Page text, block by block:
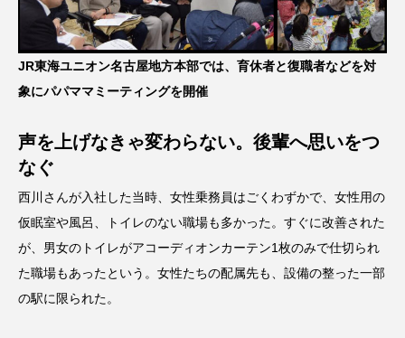
JR東海ユニオン名古屋地方本部では、育休者と復職者などを対
象にパパママミーティングを開催
声を上げなきゃ変わらない。後輩へ思いをつ
なぐ
西川さんが入社した当時、女性乗務員はごくわずかで、女性用の
仮眠室や風呂、トイレのない職場も多かった。すぐに改善された
が、男女のトイレがアコーディオンカーテン1枚のみで仕切られ
た職場もあったという。女性たちの配属先も、設備の整った一部
の駅に限られた。